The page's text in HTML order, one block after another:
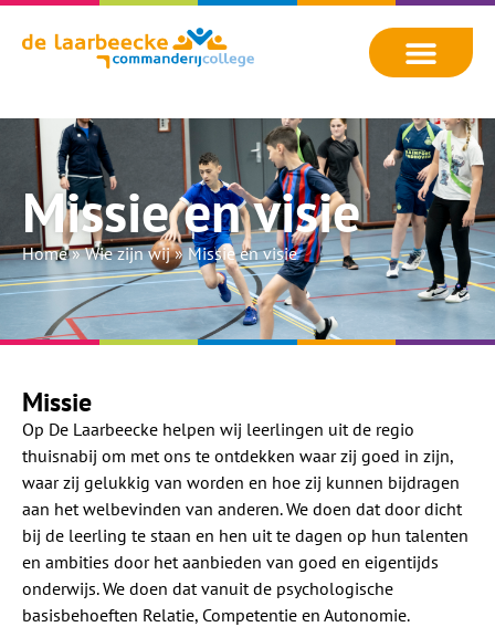
Missie en visie
Home»Wie zijn wij»Missie en visie
Missie
Op De Laarbeecke helpen wij leerlingen uit de regio
thuisnabij om met ons te ontdekken waar zij goed in zijn,
waar zij gelukkig van worden en hoe zij kunnen bijdragen
aan het welbevinden van anderen. We doen dat door dicht
bij de leerling te staan en hen uit te dagen op hun talenten
en ambities door het aanbieden van goed en eigentijds
onderwijs. We doen dat vanuit de psychologische
basisbehoeften Relatie, Competentie en Autonomie.